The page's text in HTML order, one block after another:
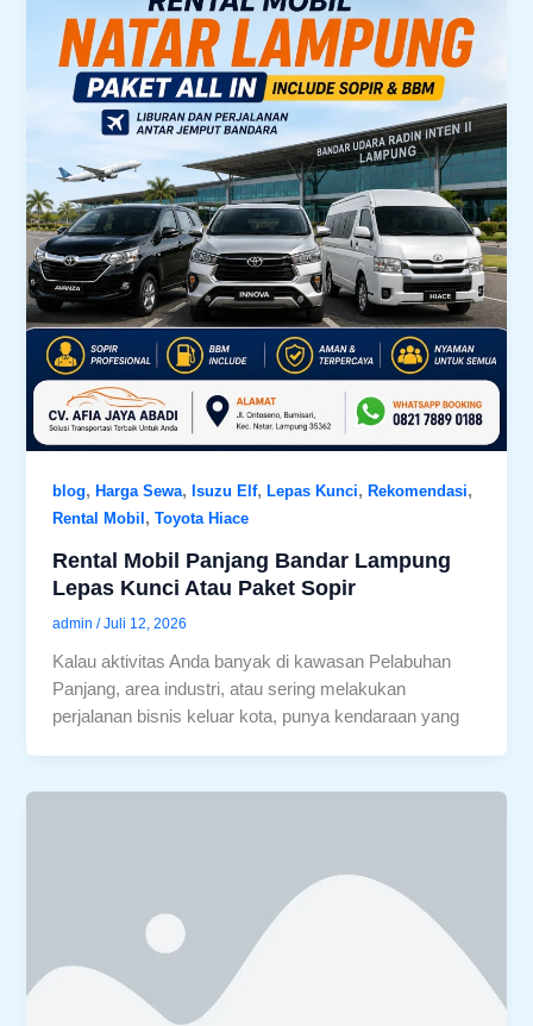
blog,Harga Sewa, Isuzu Elf,Lepas Kunci,Rekomendasi,
Rental Mobil ,Toyota Hiace
Rental Mobil Panjang Bandar Lampung
Lepas Kunci Atau Paket Sopir
admin/Juli 12, 2026
Kalau aktivitas Anda banyak di kawasan Pelabuhan
Panjang, area industri, atau sering melakukan
perjalanan bisnis keluar kota, punya kendaraan yang